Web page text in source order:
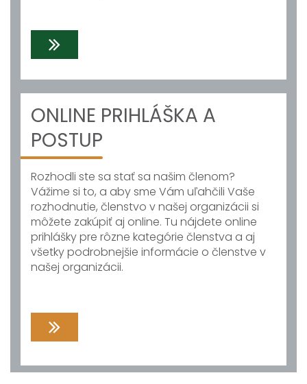
ONLINE PRIHLÁŠKA A
POSTUP
Rozhodli ste sa stať sa našim členom?
Vážime si to, a aby sme Vám uľahčili Vaše
rozhodnutie, členstvo v našej organizácii si
môžete zakúpiť aj online. Tu nájdete online
prihlášky pre rôzne kategórie členstva a aj
všetky podrobnejšie informácie o členstve v
našej organizácii.